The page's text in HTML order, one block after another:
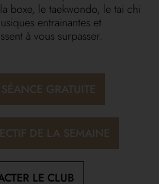
boxe, le taekwondo, le tai chi
entrainantes et
à vous surpasser.
GRATUITE
DE LA SEMAINE
LE CLUB